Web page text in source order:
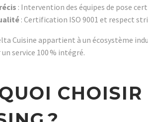
: Intervention des équipes de pose
: Certification ISO 9001 et respect
Cuisine appartient à un écosystème
service 100 % intégré.